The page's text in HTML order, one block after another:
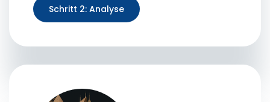
Schritt 2: Analyse